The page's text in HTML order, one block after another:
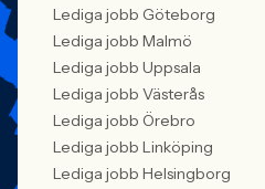
Lediga jobb Göteborg
Lediga jobb Malmö
Lediga jobb Uppsala
Lediga jobb Västerås
Lediga jobb Örebro
Lediga jobb Linköping
Lediga jobb Helsingborg